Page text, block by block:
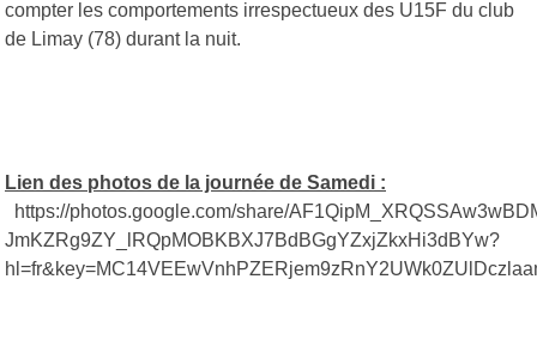
compter les comportements irrespectueux des U15F du club
de Limay (78) durant la nuit.
Lien des photos de la journée de Samedi :
https://photos.google.com/share/
JmKZRg9ZY_lRQpMOBKBXJ7BdBGgYZxjZkxHi3dBYw?